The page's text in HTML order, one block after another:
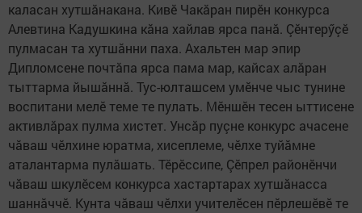
каласан хутшăнакана. Кивӗ Чакăран пирӗн конкурса
Алевтина Кадушкина кăна хайлав ярса панă. Çӗнтерӳçӗ
пулмасан та хутшăнни паха. Ахальтен мар эпир
Дипломсене почтăпа ярса пама мар, кайсах алăран
тыттарма йышăннă. Тус-юлташсем умӗнче чыс тунине
воспитани мелӗ теме те пулать. Мӗншӗн тесен ыттисене
активлăрах пулма хистет. Унсăр пуçне конкурс ачасене
чăваш чӗлхине юратма, хисеплеме, чӗлхе туйăмне
аталантарма пулăшать. Тӗрӗссипе, Çӗпрел районӗнчи
чăваш шкулӗсем конкурса хастартарах хутшăнасса
шаннăччӗ. Кунта чăваш чӗлхи учителӗсен пӗрлешӗвӗ те